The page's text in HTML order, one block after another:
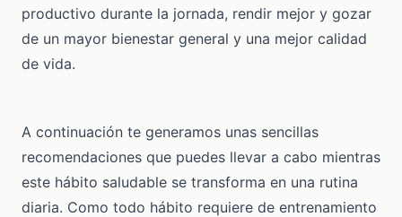
productivo durante la jornada, rendir mejor y gozar
de un mayor bienestar general y una mejor calidad
de vida.
A continuación te generamos unas sencillas
recomendaciones que puedes llevar a cabo mientras
este hábito saludable se transforma en una rutina
diaria. Como todo hábito requiere de entrenamiento